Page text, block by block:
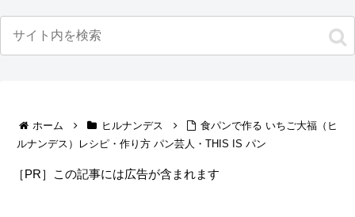
ホーム ヒルナンデス
食パンで作る いちご大福（ヒ
ルナンデス）レシピ・作り方 パン芸人・THIS IS パン
［PR］この記事には広告が含まれます